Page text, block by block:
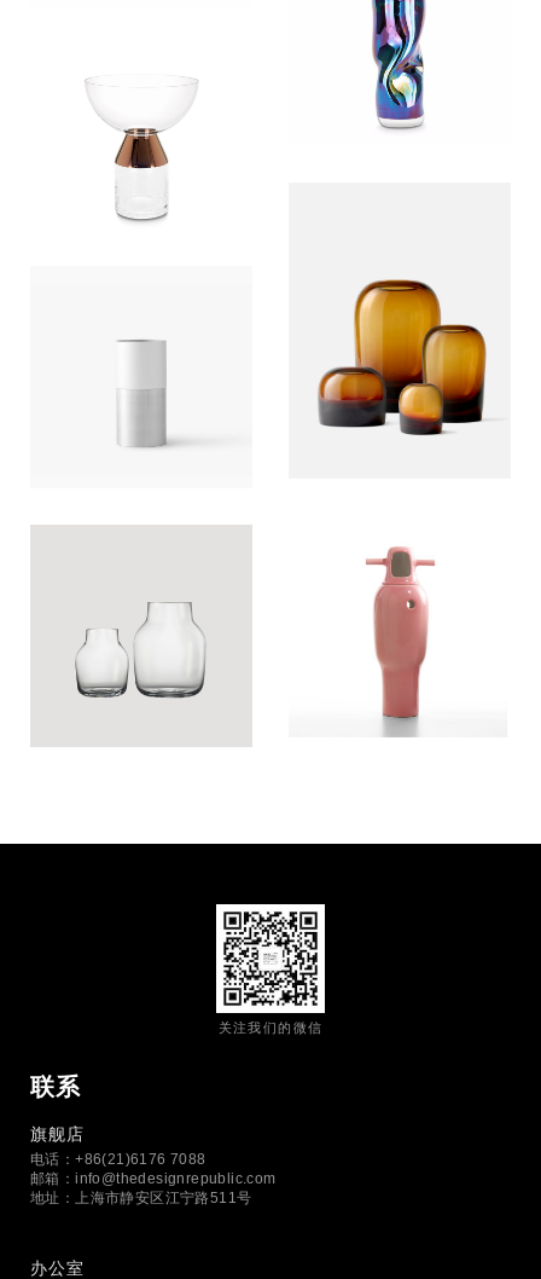
关注我们的微信
联系
旗舰店
电话：+86(21)6176 7088
邮箱：info@thedesignrepublic.com
地址：上海市静安区江宁路511号
办公室